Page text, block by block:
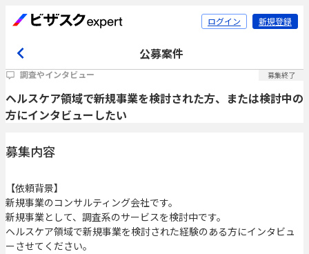
ログイン 新規登録
公募案件
調査やインタビュー 募集終了
ヘルスケア領域で新規事業を検討された方、または検討中の
方にインタビューしたい
募集内容
【依頼背景】
新規事業のコンサルティング会社です。
新規事業として、調査系のサービスを検討中です。
ヘルスケア領域で新規事業を検討された経験のある方にインタビュ
ーさせてください。